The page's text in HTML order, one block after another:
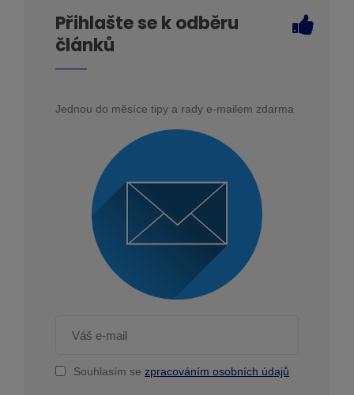
Přihlašte se k odběru
článků
Jednou do měsíce tipy a rady e-mailem zdarma
Souhlasím se zpracováním osobních údajů